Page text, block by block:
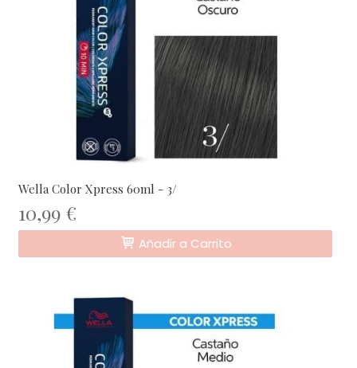
Wella Color Xpress 60ml - 3/
10,99 €
Añadir a Carrito